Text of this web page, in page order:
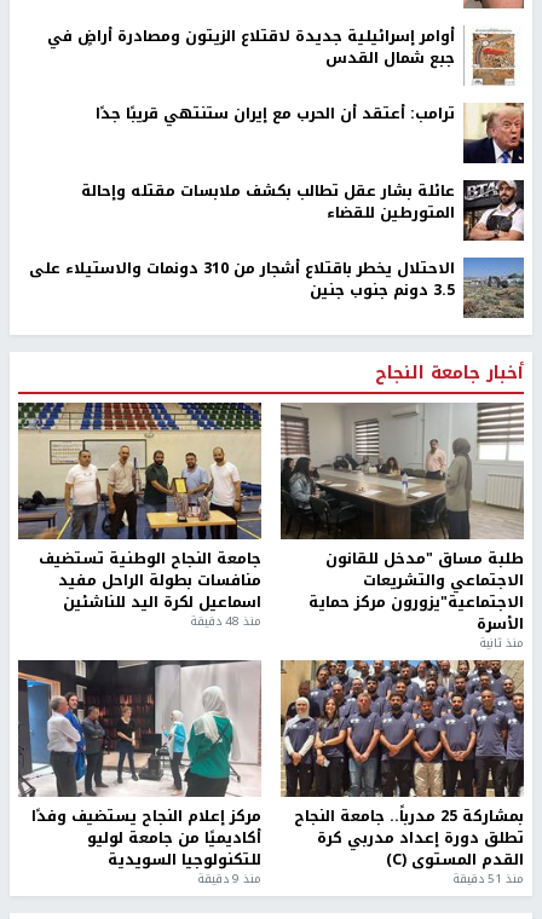
أوامر إسرائيلية جديدة لاقتلاع الزيتون ومصادرة أراضٍ في
جبع شمال القدس
ترامب: أعتقد أن الحرب مع إيران ستنتهي قريبًا جدًا
عائلة بشار عقل تطالب بكشف ملابسات مقتله وإحالة
المتورطين للقضاء
الاحتلال يخطر باقتلاع أشجار من 310 دونمات والاستيلاء على
3.5 دونم جنوب جنين
أخبار جامعة النجاح
طلبة مساق "مدخل للقانون
الاجتماعي والتشريعات
الاجتماعية"يزورون مركز حماية
الأسرة
منذ ثانية
جامعة النجاح الوطنية تستضيف
منافسات بطولة الراحل مفيد
اسماعيل لكرة اليد للناشئين
منذ 48 دقيقة
بمشاركة 25 مدرباً.. جامعة النجاح
تطلق دورة إعداد مدربي كرة
القدم المستوى (C)
منذ 51 دقيقة
مركز إعلام النجاح يستضيف وفدًا
أكاديميًا من جامعة لوليو
للتكنولوجيا السويدية
منذ 9 دقيقة